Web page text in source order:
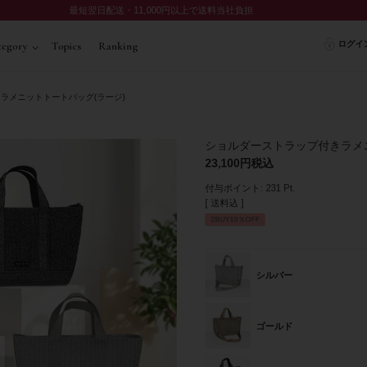
最短翌日配送・11,000円以上で送料当社負担
Topics Ranking ログイ
メニットトートバッグ(ラージ)
ショルダーストラップ付きラ
23,100
税込
付与ポイント: 231 Pt.
送料込
2BUY10％OFF
シルバー
ゴールド